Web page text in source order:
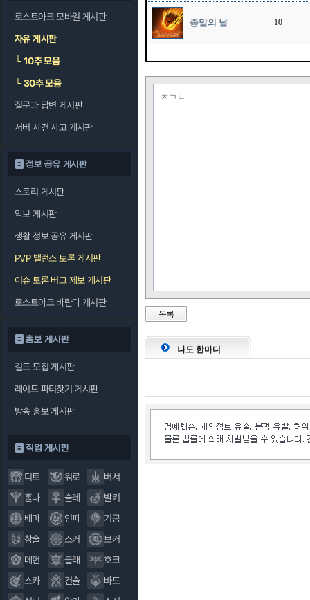
로스트아크 모바일 게시판
자유 게시판
└10추 모음
└30추 모음
질문과 답변 게시판
서버 사건 사고 게시판
정보 공유 게시판
스토리 게시판
악보 게시판
생활 정보 공유 게시판
PVP 밸런스 토론 게시판
이슈 토론 버그 제보 게시판
로스트아크 바란다 게시판
홍보 게시판
길드 모집 게시판
레이드 파티찾기 게시판
방송 홍보 게시판
직업 게시판
디트 워로
버서
홀나
슬레
발키
배마
인파
기공
창술
스커
브커
데헌
블래
호크
스카
건슬
바드
종말의 날 10
ㅈㄱㄴ
목록
나도 한마디